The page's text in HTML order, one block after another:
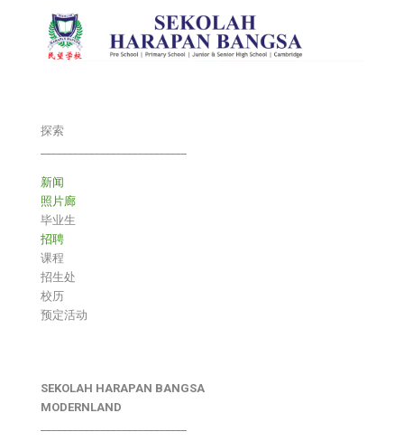
探索
新闻
照片廊
毕业生
招聘
课程
招生处
校历
预定活动
SEKOLAH HARAPAN BANGSA
MODERNLAND